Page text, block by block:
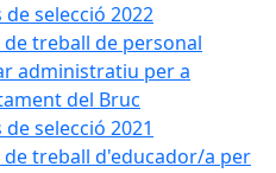
de selecció 2022
de treball de personal
administratiu per a
del Bruc
selecció 2021
de treball d'educador/a per